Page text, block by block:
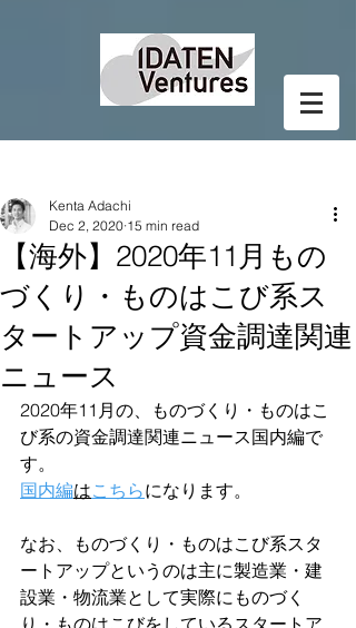
【海外】2020年11月もの
づくり・ものはこび系ス
タートアップ資金調達関連
ニュース
Kenta Adachi
Dec 2, 2020 15 min read
2020年11月の、ものづくり・ものはこ
び系の資金調達関連ニュース国内編で
す。
国内編はこちらになります。
なお、ものづくり・ものはこび系スタ
ートアップというのは主に製造業・建
設業・物流業として実際にものづく
り・ものはこびをしているスタートア